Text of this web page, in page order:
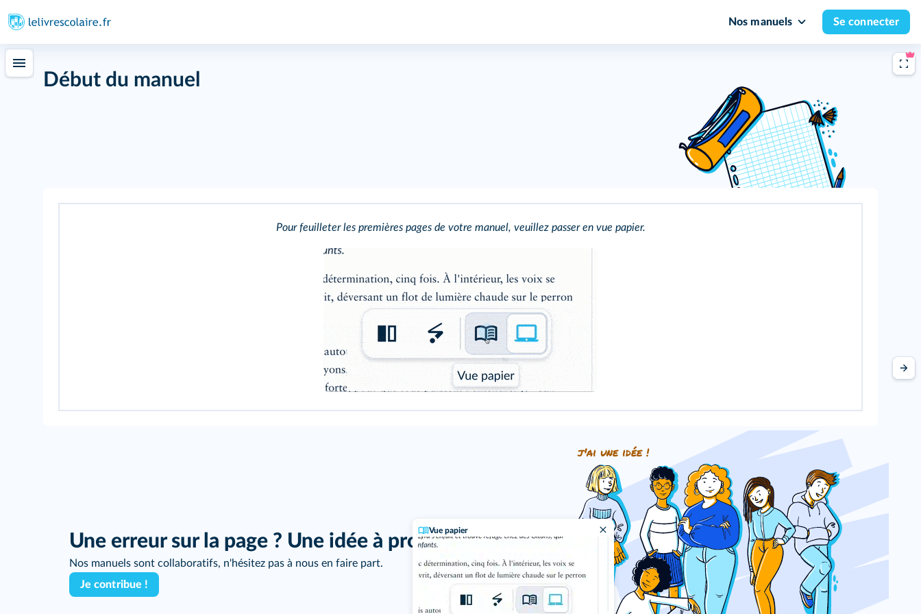
Nos manuels Se connecter
Vue papier
Début du manuel
Pour feuilleter les premières pages de votre manuel, veuillez passer en vue papier.
Une erreur sur la page ? Une idée à proposer ?
Nos manuels sont collaboratifs, n'hésitez pas à nous en faire part.
Je contribue !
j'ai une idée !